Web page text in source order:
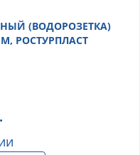
(ВОДОРОЗЕТКА)
РОСТУРПЛАСТ